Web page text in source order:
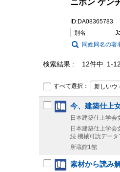
ニホン ケン
ID:DA08365783
別名
同姓同名の著
検索結果 12件中 1-
すべて選択： 新しいウ
今、建築仕上
日本建築仕上学会
日本建築仕上学会
続 機械可読デー
所蔵館1館
素材から読み